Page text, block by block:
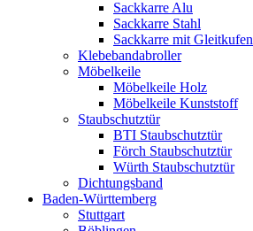
Sackkarre Alu
Sackkarre Stahl
Sackkarre mit Gleitkufen
Klebebandabroller
Möbelkeile
Möbelkeile Holz
Möbelkeile Kunststoff
Staubschutztür
BTI Staubschutztür
Förch Staubschutztür
Würth Staubschutztür
Dichtungsband
Baden-Württemberg
Stuttgart